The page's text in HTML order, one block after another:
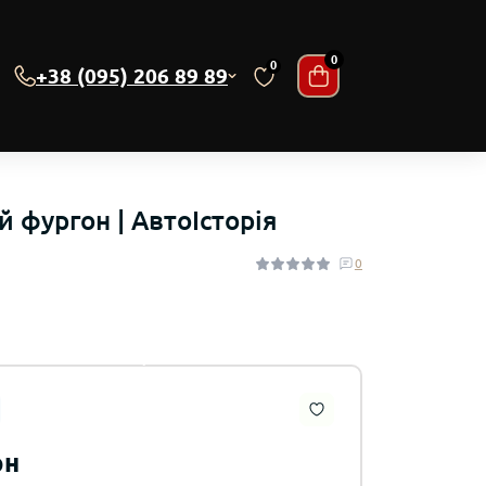
+38 (095) 206 89 89 0 0
| АвтоІсторія
0